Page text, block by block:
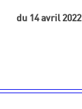
du 14 avril 2022